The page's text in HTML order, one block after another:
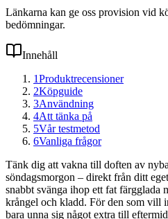
Länkarna kan ge oss provision vid
bedömningar.
Innehåll
1Produktrecensioner
2Köpguide
3Användning
4Att tänka på
5Vår testmetod
6Vanliga frågor
Tänk dig att vakna till doften av
söndagsmorgon – direkt från ditt
snabbt svänga ihop ett fat färgglada
krångel och kladd. För den som vill
bara unna sig något extra till